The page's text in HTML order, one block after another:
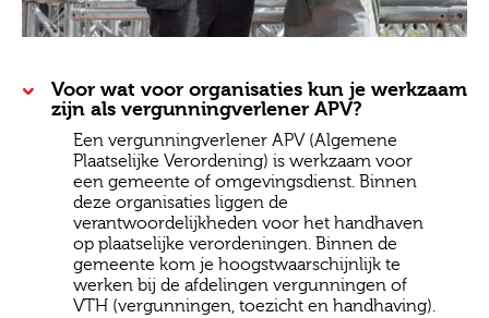
Voor wat voor organisaties kun je werkzaam
zijn als vergunningverlener APV?
Een vergunningverlener APV (Algemene
Plaatselijke Verordening) is werkzaam voor
een gemeente of omgevingsdienst. Binnen
deze organisaties liggen de
verantwoordelijkheden voor het handhaven
op plaatselijke verordeningen. Binnen de
gemeente kom je hoogstwaarschijnlijk te
werken bij de afdelingen vergunningen of
VTH (vergunningen, toezicht en handhaving).